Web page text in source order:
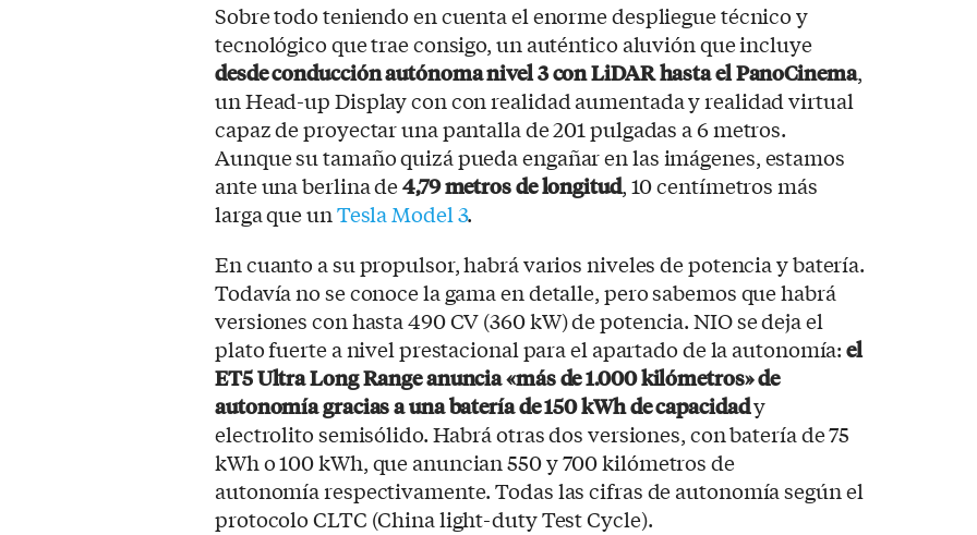
Sobre todo teniendo en cuenta el enorme despliegue técnico y
tecnológico que trae consigo, un auténtico aluvión que incluye
desde conducción autónoma nivel 3 con LiDAR hasta el PanoCinema,
un Head-up Display con con realidad aumentada y realidad virtual
capaz de proyectar una pantalla de 201 pulgadas a 6 metros.
Aunque su tamaño quizá pueda engañar en las imágenes, estamos
ante una berlina de4,79 metros de longitud, 10 centímetros más
larga que unTesla Model 3.
En cuanto a su propulsor, habrá varios niveles de potencia y batería.
Todavía no se conoce la gama en detalle, pero sabemos que habrá
versiones con hasta 490 CV (360 kW) de potencia. NIO se deja el
plato fuerte a nivel prestacional para el apartado de la autonomía:el
ET5 Ultra Long Range anuncia «más de 1.000 kilómetros» de
autonomía gracias a una batería de 150 kWh de capacidady
electrolito semisólido. Habrá otras dos versiones, con batería de 75
kWh o 100 kWh, que anuncian 550 y 700 kilómetros de
autonomía respectivamente. Todas las cifras de autonomía según el
protocolo CLTC (China light-duty Test Cycle).